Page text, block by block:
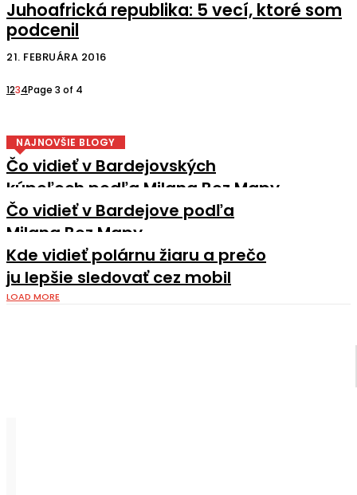
Juhoafrická republika: 5 vecí, ktoré som
podcenil
21. FEBRUÁRA 2016
1234Page 3 of 4
NAJNOVŠIE BLOGY
Čo vidieť v Bardejovských
kúpeľoch podľa Milana Bez Mapy
Čo vidieť v Bardejove podľa
Milana Bez Mapy
Kde vidieť polárnu žiaru a prečo
ju lepšie sledovať cez mobil
LOAD MORE